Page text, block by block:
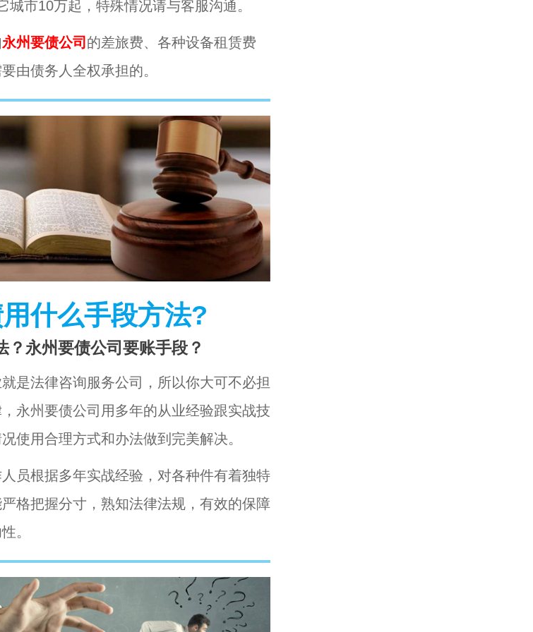
城市10万起，特殊情况请与客服沟通。
永州要债公司 的差旅费、各种设备租赁费
由债务人全权承担的。
什么手段方法?
？永州要债公司要账手段？
是法律咨询服务公司，所以你大可不必担
永州要债公司用多年的从业经验跟实战技
使用合理方式和办法做到完美解决。
员根据多年实战经验，对各种件有着独特
格把握分寸，熟知法律法规，有效的保障
。